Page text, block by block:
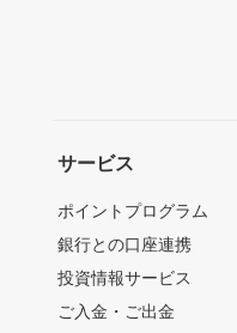
サービス
ポイントプログラム
銀行との口座連携
投資情報サービス
ご入金・ご出金